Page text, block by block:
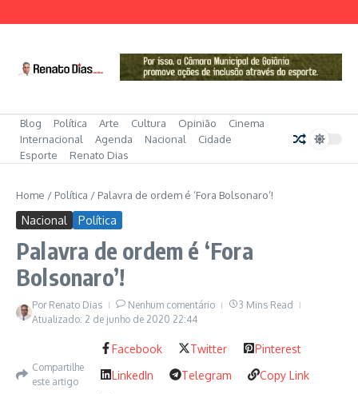
Blog Política Arte Cultura Opinião
Cinema
Internacional
Agenda Nacional
Cidade
Esporte
Renato Dias
Home / Política / Palavra de ordem é ‘Fora Bolsonaro’!
Nacional Política
Palavra de ordem é ‘Fora
Bolsonaro’!
Por Renato Dias Nenhum comentário
3 Mins Read
Atualizado: 2 de junho de 2020 22:44
Compartilhe
este artigo
Facebook Twitter
Pinterest
LinkedIn
Telegram
Copy Link